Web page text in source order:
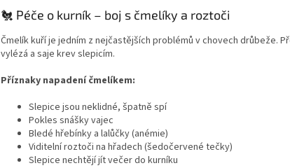
🐔 Péče o kurník – boj s čmelíky a roztoči
Čmelík kuří je jedním z nejčastějších problémů v chovech drůbeže.
vylézá a saje krev slepicím.
Příznaky napadení čmelíkem:
Slepice jsou neklidné, špatně spí
Pokles snášky vajec
Bledé hřebínky a lalůčky (anémie)
Viditelní roztoči na hřadech (šedočervené tečky)
Slepice nechtějí jít večer do kurníku